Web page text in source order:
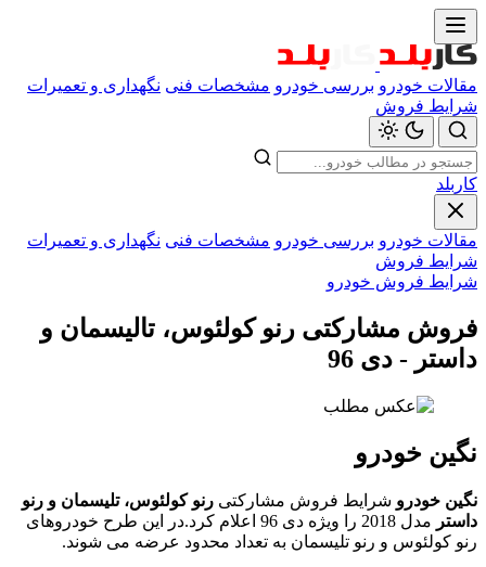
مقالات خودرو بررسی خودرو مشخصات فنی نگهداری و تعمیرات
شرایط فروش
کاربلد
مقالات خودرو بررسی خودرو مشخصات فنی نگهداری و تعمیرات
شرایط فروش
شرایط فروش خودرو
فروش مشارکتی رنو کولئوس، تالیسمان و
داستر - دی 96
نگین خودرو
نگین خودرو شرایط فروش مشارکتی رنو کولئوس، تلیسمان و رنو
داستر
مدل 2018 را ویژه دی 96 اعلام کرد.در این طرح خودروهای
رنو کولئوس و رنو تلیسمان به تعداد محدود عرضه می شوند.